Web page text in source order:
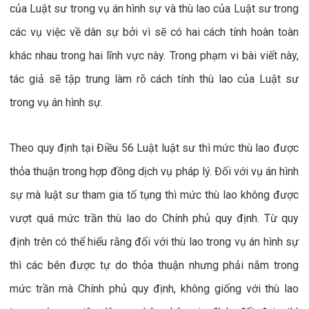
của Luật sư trong vụ án hình sự và thù lao của Luật sư trong
các vụ việc về dân sự bởi vì sẽ có hai cách tính hoàn toàn
khác nhau trong hai lĩnh vực này. Trong phạm vi bài viết này,
tác giả sẽ tập trung làm rõ cách tính thù lao của Luật sư
trong vụ án hình sự.
Theo quy định tại Điều 56 Luật luật sư thì mức thù lao được
thỏa thuận trong hợp đồng dịch vụ pháp lý. Đối với vụ án hình
sự mà luật sư tham gia tố tụng thì mức thù lao không được
vượt quá mức trần thù lao do Chính phủ quy định. Từ quy
định trên có thể hiểu rằng đối với thù lao trong vụ án hình sự
thì các bên được tự do thỏa thuận nhưng phải nằm trong
mức trần mà Chính phủ quy định, không giống với thù lao